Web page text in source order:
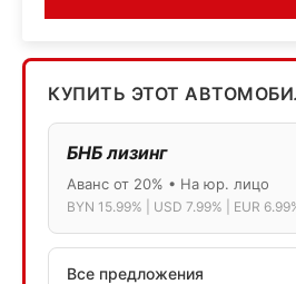
КУПИТЬ ЭТОТ
БНБ лизинг
Аванс от 20% • На юр. лицо
BYN 15.99% | USD 7.99% | EUR
Все предложения